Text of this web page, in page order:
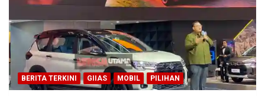
BERITA TERKINI GIIAS MOBIL PILIHAN